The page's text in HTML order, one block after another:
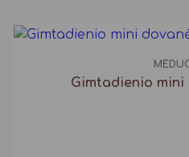
Gimtadienio mini